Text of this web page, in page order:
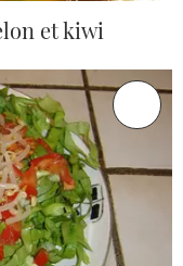
et kiwi